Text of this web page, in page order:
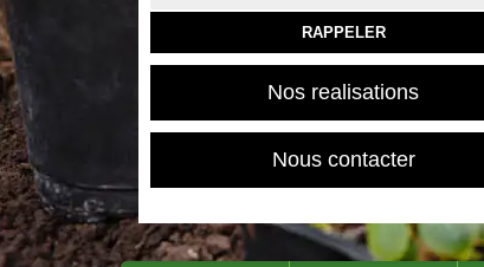
Nos realisations
Nous contacter